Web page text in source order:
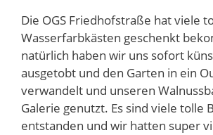
Die OGS Friedhofstraße hat viele
Wasserfarbkästen geschenkt
natürlich haben wir uns sofort
ausgetobt und den Garten in ein
verwandelt und unseren
Galerie genutzt. Es sind viele tolle
entstanden und wir hatten super